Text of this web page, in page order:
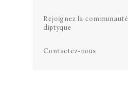
Rejoignez la communauté
diptyque
Contactez-nous